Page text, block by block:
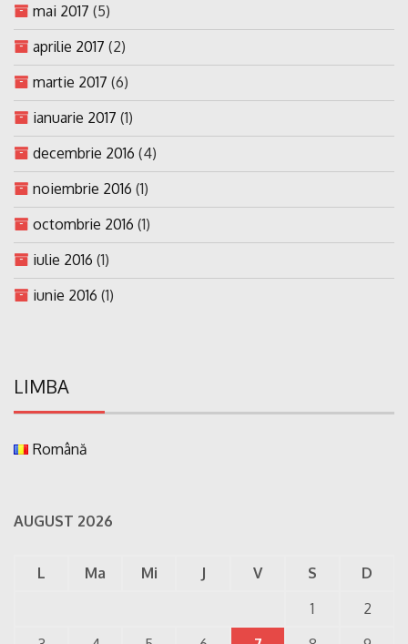
mai 2017 (5)
aprilie 2017 (2)
martie 2017 (6)
ianuarie 2017 (1)
decembrie 2016 (4)
noiembrie 2016 (1)
octombrie 2016 (1)
iulie 2016 (1)
iunie 2016 (1)
LIMBA
Română
AUGUST 2026
L Ma Mi J V S
D
1
2